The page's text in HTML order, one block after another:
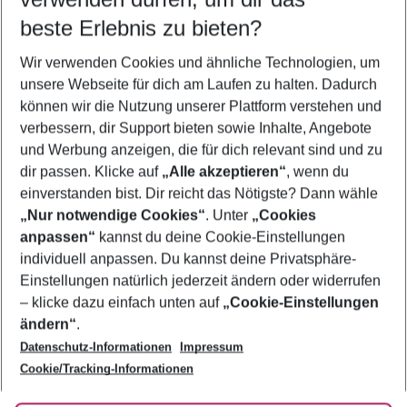
5-8 Nächte
2 Erwachsene Keine Kinder
Mehr Filter anzeigen
Footer
Footer navigation
Über uns
AGB
Bestpreisgarantie
Cookie-Einstellungen ändern
Cookie-Richtlinie
Agenturbetreuung
Barrierefreies Reisen
Folge uns
beste Erlebnis zu bieten?
Wir verwenden Cookies und ähnliche Technologien, um
unsere Webseite für dich am Laufen zu halten. Dadurch
können wir die Nutzung unserer Plattform verstehen und
verbessern, dir Support bieten sowie Inhalte, Angebote
und Werbung anzeigen, die für dich relevant sind und zu
dir passen. Klicke auf „Alle akzeptieren“, wenn du
einverstanden bist. Dir reicht das Nötigste? Dann wähle
„Nur notwendige Cookies“. Unter „Cookies
anpassen“ kannst du deine Cookie-Einstellungen
individuell anpassen. Du kannst deine Privatsphäre-
Einstellungen natürlich jederzeit ändern oder widerrufen
– klicke dazu einfach unten auf „Cookie-Einstellungen
ändern“.
Datenschutz-Informationen
Impressum
Cookie/Tracking-Informationen